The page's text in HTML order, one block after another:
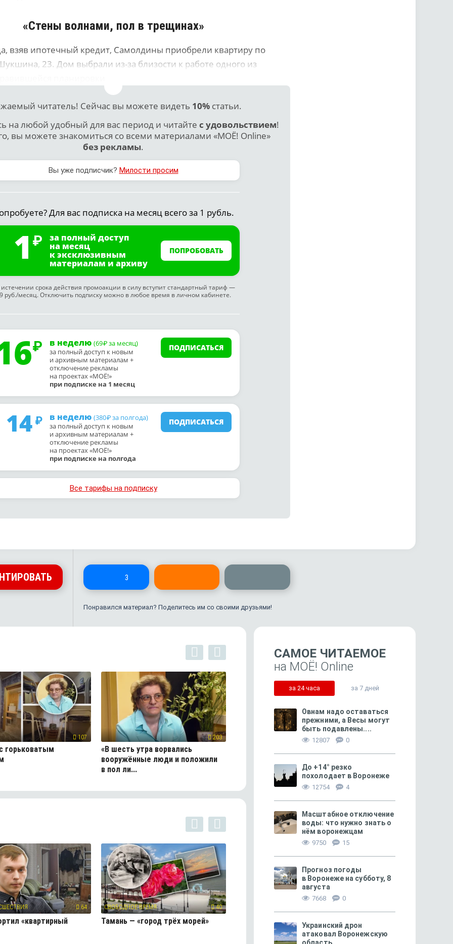
«Стены волнами, пол в трещинах»
взяв ипотечный кредит, Самолдины приобрели квартиру по
23. Дом выбрали из-за близости к работе одного из
читатель! Сейчас вы можете видеть 10%статьи.
на любой удобный для вас период и читайте с удовольствием!
вы можете знакомиться со всеми материалами «МОЁ! Online»
без рекламы.
Вы уже подписчик? Милости просим
Для вас подписка на месяц всего за 1 рубль.
1 за полный доступ
на месяц
к эксклюзивным
материалам и архиву
ПОПРОБОВАТЬ
срока действия промоакции в силу вступит стандартный тариф —
руб./месяц. Отключить подписку можно в любое время в личном кабинете.
в неделю (69₽ за месяц)
за полный доступ к новым
и архивным материалам +
отключение рекламы
на проектах «МОЁ!»
при подписке на 1 месяц
ПОДПИСАТЬСЯ
14 в неделю (380₽ за полгода)
за полный доступ к новым
и архивным материалам +
отключение рекламы
на проектах «МОЁ!»
при подписке на полгода
ПОДПИСАТЬСЯ
Все тарифы на подписку
3
Понравился материал? Поделитесь им со своими друзьями!
107
горьковатым
203
«В шесть утра ворвались
вооружённые люди и положили
в пол ли...
259
64
«квартирный
СВОБОДНОЕ ВРЕМЯ 40
Тамань — «город трёх морей»
«Полиция», «Росфинмониторинг»
и обыск… по видео
в 300 тысяч рублей»
САМОЕ ЧИТАЕМОЕ
на МОЁ! Online
за 24 часа за 7 дней
Овнам надо оставаться
прежними, а Весы могут
быть подавлены....
12807 0
До +14° резко
похолодает в Воронеже
12754 4
Масштабное отключение
воды: что нужно знать о
нём воронежцам
9750 15
Прогноз погоды
в Воронеже на субботу, 8
августа
7668 0
Украинский дрон
атаковал Воронежскую